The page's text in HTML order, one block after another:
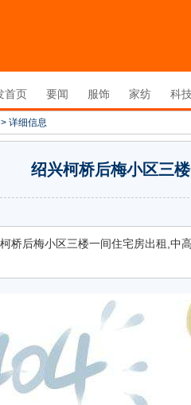
首页 要闻 服饰 家纺 科
> 详细信息
绍兴柯桥后梅小区三
桥后梅小区三楼一间住宅房出租,中